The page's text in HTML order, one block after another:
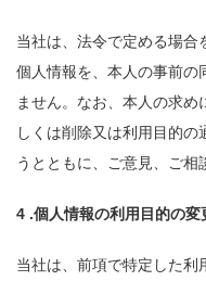
当社は、法令で定める場合
個人情報を、本人の事前の
ません。なお、本人の求
しくは削除又は利用目的
うとともに、ご意見、ご相
4 .個人情報の利用目的の変
当社は、前項で特定した利